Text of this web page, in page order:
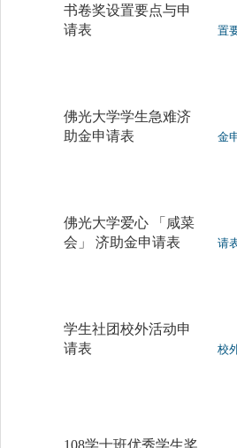
书卷奖设置要点与申
请表
置
佛光大学学生急难济
助金申请表
金
佛光大学爱心 「咸菜
会」 济助金申请表
请
学生社团校外活动申
请表
校
108学士班优秀学生奖